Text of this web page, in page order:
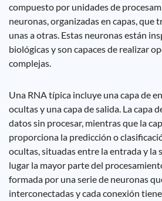
compuesto por unidades de
neuronas, organizadas en capas, que
unas a otras. Estas neuronas están
biológicas y son capaces de realizar
complejas.
Una RNA típica incluye una capa de
ocultas y una capa de salida. La capa
datos sin procesar, mientras que la
proporciona la predicción o
ocultas, situadas entre la entrada y la
lugar la mayor parte del
formada por una serie de neuronas
interconectadas y cada conexión